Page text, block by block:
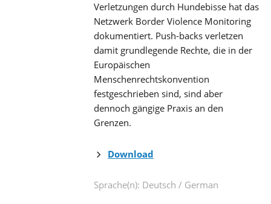
Verletzungen durch Hundebisse hat das
Netzwerk Border Violence Monitoring
dokumentiert. Push-backs verletzen
damit grundlegende Rechte, die in der
Europäischen
Menschenrechtskonvention
festgeschrieben sind, sind aber
dennoch gängige Praxis an den
Grenzen.
Download
Sprache(n): Deutsch / German